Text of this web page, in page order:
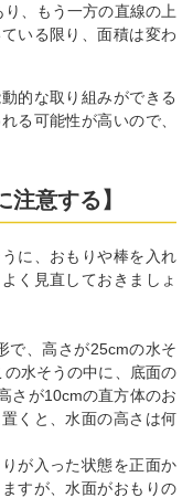
、もう一方の直線の上
いる限り、面積は変わ
的な取り組みができる
る可能性が高いので、
意する】
に、おもりや棒を入れ
く見直しておきましょ
で、高さが25cmの水そ
水そうの中に、底面の
さが10cmの直方体のお
くと、水面の高さは何
が入った状態を正面か
すが、水面がおもりの